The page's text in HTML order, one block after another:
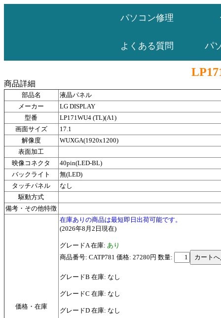
パソコン修理
よくある質問 パ
商品詳細
部品名
液晶パネル
メーカー
LG DISPLAY
型番
LP171WU4 (TL)(A1)
画面サイズ
17.1
解像度
WUXGA(1920x1200)
表面加工
映像コネクタ
40pin(LED-BL)
バックライト
無(LED)
タッチパネル
なし
駆動方式
備考・その他特徴
価格・在庫
在庫ありの商品は最短即日出荷可能です。
(2026年8月2日現在)
グレードA 在庫: あり
商品番号: CATP781 価格: 27280円 数量:
グレードB 在庫: なし
グレードC 在庫: なし
グレードD 在庫: なし